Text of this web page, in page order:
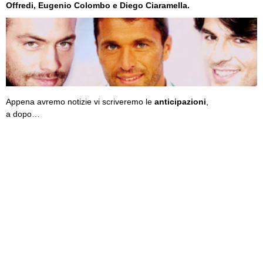
Offredi, Eugenio Colombo e Diego Ciaramella.
Appena avremo notizie vi scriveremo le anticipazioni
a dopo…